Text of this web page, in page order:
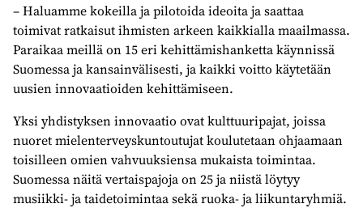
– Haluamme kokeilla ja pilotoida ideoita ja saattaa
toimivat ratkaisut ihmisten arkeen kaikkialla maailmassa.
Paraikaa meillä on 15 eri kehittämishanketta käynnissä
Suomessa ja kansainvälisesti, ja kaikki voitto käytetään
uusien innovaatioiden kehittämiseen.
Yksi yhdistyksen innovaatio ovat kulttuuripajat, joissa
nuoret mielenterveyskuntoutujat koulutetaan ohjaamaan
toisilleen omien vahvuuksiensa mukaista toimintaa.
Suomessa näitä vertaispajoja on 25 ja niistä löytyy
musiikki- ja taidetoimintaa sekä ruoka- ja liikuntaryhmiä.